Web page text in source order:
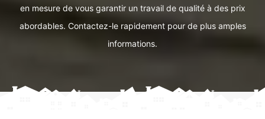
en mesure de vous garantir un travail de qualité à des prix
abordables. Contactez-le rapidement pour de plus amples
informations.